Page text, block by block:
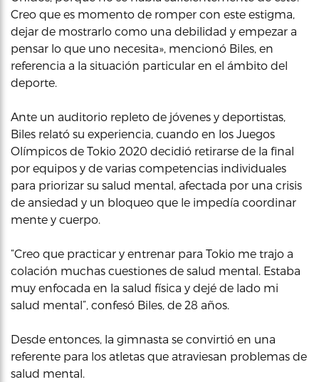
Creo que es momento de romper con este estigma,
dejar de mostrarlo como una debilidad y empezar a
pensar lo que uno necesita», mencionó Biles, en
referencia a la situación particular en el ámbito del
deporte.
Ante un auditorio repleto de jóvenes y deportistas,
Biles relató su experiencia, cuando en los Juegos
Olímpicos de Tokio 2020 decidió retirarse de la final
por equipos y de varias competencias individuales
para priorizar su salud mental, afectada por una crisis
de ansiedad y un bloqueo que le impedía coordinar
mente y cuerpo.
“Creo que practicar y entrenar para Tokio me trajo a
colación muchas cuestiones de salud mental. Estaba
muy enfocada en la salud física y dejé de lado mi
salud mental”, confesó Biles, de 28 años.
Desde entonces, la gimnasta se convirtió en una
referente para los atletas que atraviesan problemas de
salud mental.